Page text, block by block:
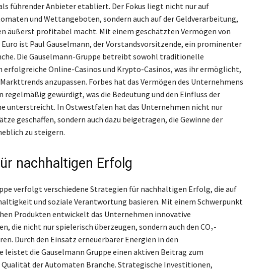
führender Anbieter etabliert. Der Fokus liegt nicht nur auf
und Wettangeboten, sondern auch auf der Geldverarbeitung,
äußerst profitabel macht. Mit einem geschätzten Vermögen von
ist Paul Gauselmann, der Vorstandsvorsitzende, ein prominenter
Die Gauselmann-Gruppe betreibt sowohl traditionelle
erfolgreiche Online-Casinos und Krypto-Casinos, was ihr ermöglicht,
anzupassen. Forbes hat das Vermögen des Unternehmens
regelmäßig gewürdigt, was die Bedeutung und den Einfluss der
unterstreicht. In Ostwestfalen hat das Unternehmen nicht nur
geschaffen, sondern auch dazu beigetragen, die Gewinne der
zu steigern.
nachhaltigen Erfolg
verfolgt verschiedene Strategien für nachhaltigen Erfolg, die auf
und soziale Verantwortung basieren. Mit einem Schwerpunkt
Produkten entwickelt das Unternehmen innovative
die nicht nur spielerisch überzeugen, sondern auch den CO₂-
Durch den Einsatz erneuerbarer Energien in den
leistet die Gauselmann Gruppe einen aktiven Beitrag zum
der Automaten Branche. Strategische Investitionen,